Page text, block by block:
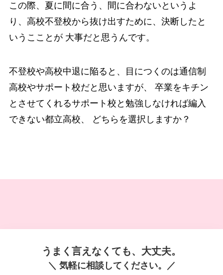
この際、夏に間に合う、間に合わないというよ
り、高校不登校から抜け出すために、決断したと
いうこことが 大事だと思うんです。
不登校や高校中退に陥ると、目につくのは通信制
高校やサポート校だと思いますが、 卒業をキチン
とさせてくれるサポート校と勉強しなければ編入
できない都立高校、 どちらを選択しますか？
うまく言えなくても、大丈夫。
＼ 気軽に相談してください。／